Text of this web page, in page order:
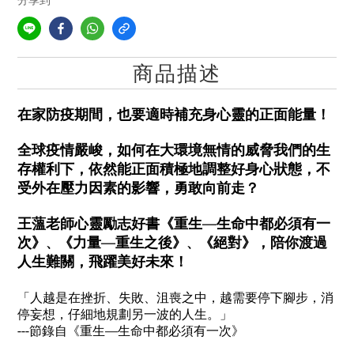
商品描述
在家防疫期間，也要適時補充身心靈的正面能量！
全球疫情嚴峻，如何在大環境無情的威脅我們的生
存權利下，依然能正面積極地調整好身心狀態，不
受外在壓力因素的影響，勇敢向前走？
王薀老師心靈勵志好書《重生—生命中都必須有一
次》 、 《力量—重生之後》 、
《絕對》，陪你渡過
人生難關，飛躍美好未來！
「人越是在挫折、失敗、沮喪之中，越需要停下腳步，消
停妄想，仔細地規劃另一波的人生。」
---節錄自《重生—生命中都必須有一次》